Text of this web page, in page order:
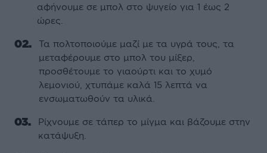
αφήνουμε σε μπολ στο ψυγείο για 1 έως 2
ώρες.
Τα πολτοποιούμε μαζί με τα υγρά τους, τα
μεταφέρουμε στο μπολ του μίξερ,
προσθέτουμε το γιαούρτι και το χυμό
λεμονιού, χτυπάμε καλά 15 λεπτά να
ενσωματωθούν τα υλικά.
Ρίχνουμε σε τάπερ το μίγμα και βάζουμε στην
κατάψυξη.